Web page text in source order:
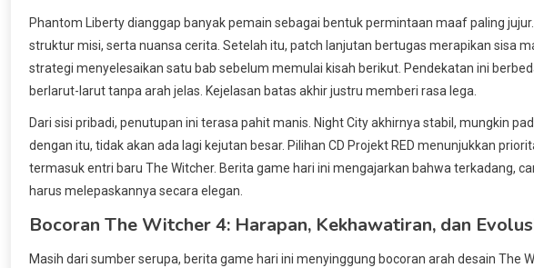
Phantom Liberty dianggap banyak pemain sebagai bentuk permintaan maaf paling
struktur misi, serta nuansa cerita. Setelah itu, patch lanjutan bertugas merapikan sisa
strategi menyelesaikan satu bab sebelum memulai kisah berikut. Pendekatan ini
berlarut-larut tanpa arah jelas. Kejelasan batas akhir justru memberi rasa lega.
Dari sisi pribadi, penutupan ini terasa pahit manis. Night City akhirnya stabil, mungkin
dengan itu, tidak akan ada lagi kejutan besar. Pilihan CD Projekt RED menunjukkan
termasuk entri baru The Witcher. Berita game hari ini mengajarkan bahwa terkadang,
harus melepaskannya secara elegan.
Bocoran The Witcher 4: Harapan, Kekhawatiran, dan
Masih dari sumber serupa, berita game hari ini menyinggung bocoran arah desain The